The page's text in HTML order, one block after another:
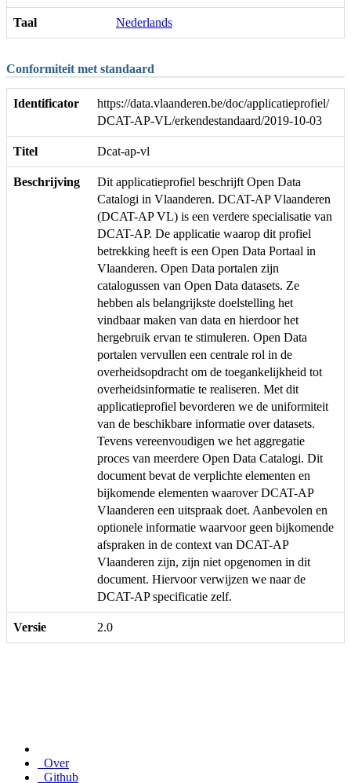
Taal Nederlands
Conformiteit met standaard
Identificator
https://data.vlaanderen.be/doc/applicatieprofiel/
DCAT-AP-VL/erkendestandaard/2019-10-03
Titel Dcat-ap-vl
Beschrijving
Dit applicatieprofiel beschrijft Open Data
Catalogi in Vlaanderen. DCAT-AP Vlaanderen
(DCAT-AP VL) is een verdere specialisatie van
DCAT-AP. De applicatie waarop dit profiel
betrekking heeft is een Open Data Portaal in
Vlaanderen. Open Data portalen zijn
catalogussen van Open Data datasets. Ze
hebben als belangrijkste doelstelling het
vindbaar maken van data en hierdoor het
hergebruik ervan te stimuleren. Open Data
portalen vervullen een centrale rol in de
overheidsopdracht om de toegankelijkheid tot
overheidsinformatie te realiseren. Met dit
applicatieprofiel bevorderen we de uniformiteit
van de beschikbare informatie over datasets.
Tevens vereenvoudigen we het aggregatie
proces van meerdere Open Data Catalogi. Dit
document bevat de verplichte elementen en
bijkomende elementen waarover DCAT-AP
Vlaanderen een uitspraak doet. Aanbevolen en
optionele informatie waarvoor geen bijkomende
afspraken in de context van DCAT-AP
Vlaanderen zijn, zijn niet opgenomen in dit
document. Hiervoor verwijzen we naar de
DCAT-AP specificatie zelf.
Versie 2.0
Over
Github